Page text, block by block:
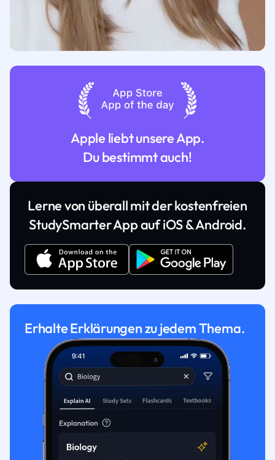
Apple liebt unsere App.
Du bestimmt auch!
Lerne von überall mit der kostenfreien
StudySmarter App auf iOS & Android.
Erhalte Erklärungen zu jedem Thema.